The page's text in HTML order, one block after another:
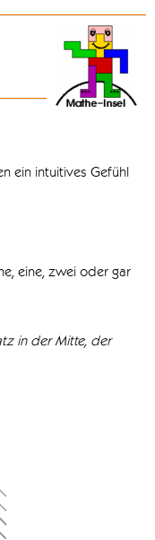
ein intuitives Gefühl
eine, zwei oder gar
in der Mitte, der